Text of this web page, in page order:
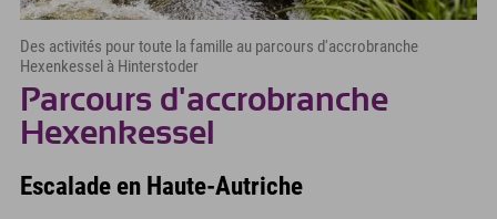
Des activités pour toute la famille au parcours d'accrobranche
Hexenkessel à Hinterstoder
Parcours d'accrobranche
Hexenkessel
Escalade en Haute-Autriche